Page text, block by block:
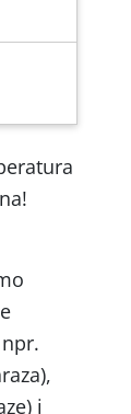
i